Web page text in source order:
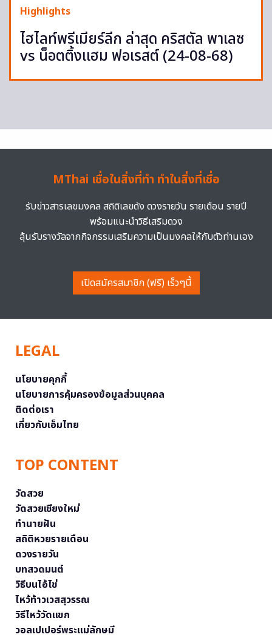
Highlights
ไฮไลท์พรีเมียร์ลีก ล่าสุด คริสตัล พาเลซ
vs น็อตติ้งแฮม ฟอเรสต์ (24-08-68)
MThai เชื่อในสิ่งที่ทำ ทำในสิ่งที่เชื่อ
รับข่าวสารเลขมงคล สถิติเลขดัง ดวงรายวัน รายเดือน รายปี
พร้อมแนะนำวิธีเสริมดวง
ลุ้นรับรางวัลจากกิจกรรมเสริมความเป็นมงคลให้กับตัวท่านเอง
เปิดสมัครสมาชิก (ฟรี) เร็วๆนี้
LEGAL
นโยบายคุกกี้
นโยบายการคุ้มครองข้อมูลส่วนบุคคล
ติดต่อเรา
เกี่ยวกับเอ็มไทย
TOP CONTENT
วัดสวย
วัดสวยเชียงใหม่
ทำนายฝัน
สถิติหวยรายเดือน
ดวงรายวัน
บทสวดมนต์
วิธีบนไอ้ไข่
ไหว้ท้าวเวสสุวรรณ
วิธีไหว้วัดแขก
วอลเปเปอร์พระแม่ลักษมี